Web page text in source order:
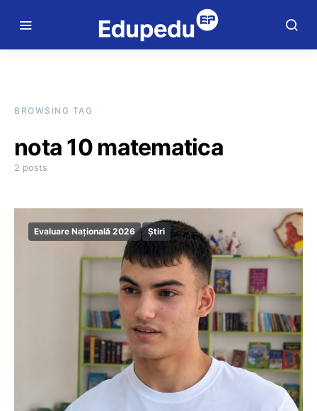
BROWSING TAG
nota 10 matematica
2 posts
Evaluare Națională 2026 Știri